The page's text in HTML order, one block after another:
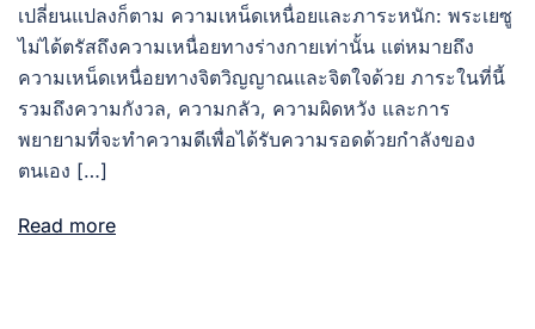
เปลี่ยนแปลงก็ตาม ความเหน็ดเหนื่อยและภาระหนัก: พระเยซู
ไม่ได้ตรัสถึงความเหนื่อยทางร่างกายเท่านั้น แต่หมายถึง
ความเหน็ดเหนื่อยทางจิตวิญญาณและจิตใจด้วย ภาระในที่นี้
รวมถึงความกังวล, ความกลัว, ความผิดหวัง และการ
พยายามที่จะทำความดีเพื่อได้รับความรอดด้วยกำลังของ
ตนเอง […]
Read more